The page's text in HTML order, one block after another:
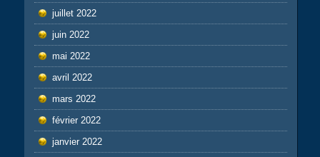
juillet 2022
juin 2022
mai 2022
avril 2022
mars 2022
février 2022
janvier 2022